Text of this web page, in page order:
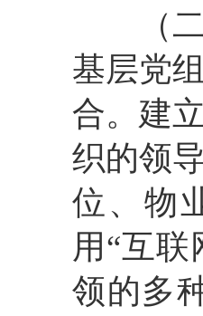
（
基层党
合。建
织的领
位、物
用“互
领的多